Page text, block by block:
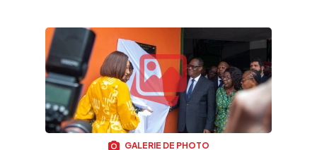
GALERIE DE PHOTO